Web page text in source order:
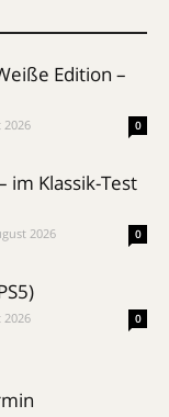
Edition –
2026 0
im Klassik-Test
2026 0
2026 0